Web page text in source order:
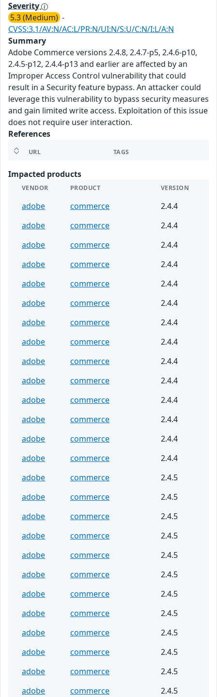
Severity
5.3 (Medium) -
CVSS:3.1/AV:N/AC:L/PR:N/UI:N/S:U/C:N/I:L/A:N
Summary
Adobe Commerce versions 2.4.8, 2.4.7-p5, 2.4.6-p10,
2.4.5-p12, 2.4.4-p13 and earlier are affected by an
Improper Access Control vulnerability that could
result in a Security feature bypass. An attacker could
leverage this vulnerability to bypass security measures
and gain limited write access. Exploitation of this issue
does not require user interaction.
References
URL TAGS
Impacted products
VENDOR PRODUCT VERSION
adobe commerce
2.4.4
adobe
commerce
2.4.4
adobe
commerce
2.4.4
adobe
commerce
2.4.4
adobe
commerce
2.4.4
adobe
commerce
2.4.4
adobe
commerce
2.4.4
adobe
commerce
2.4.4
adobe
commerce
2.4.4
adobe
commerce
2.4.4
adobe
commerce
2.4.4
adobe
commerce
2.4.4
adobe
commerce
2.4.4
adobe
commerce
2.4.4
adobe
commerce
2.4.5
adobe
commerce
2.4.5
adobe
commerce
2.4.5
adobe
commerce
2.4.5
adobe
commerce
2.4.5
adobe
commerce
2.4.5
adobe
commerce
2.4.5
adobe
commerce
2.4.5
adobe
commerce
2.4.5
adobe
commerce
2.4.5
adobe
commerce
2.4.5
adobe
commerce
2.4.5